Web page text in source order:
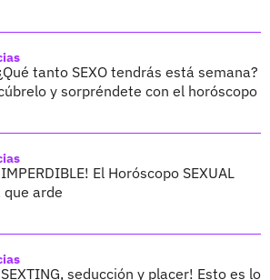
tanto SEXO tendrás está semana?
y sorpréndete con el horóscopo
El Horóscopo SEXUAL
que arde
seducción y placer! Esto es lo